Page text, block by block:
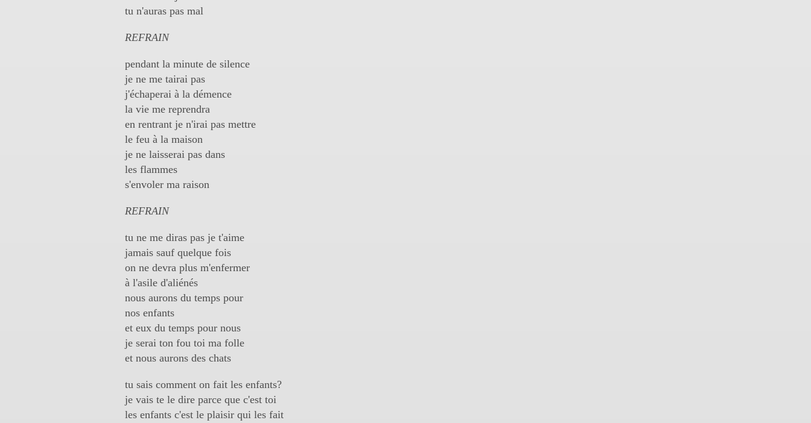
tu n'auras pas mal
REFRAIN
pendant la minute de silence
je ne me tairai pas
j'échaperai à la démence
la vie me reprendra
en rentrant je n'irai pas mettre
le feu à la maison
je ne laisserai pas dans
les flammes
s'envoler ma raison
REFRAIN
tu ne me diras pas je t'aime
jamais sauf quelque fois
on ne devra plus m'enfermer
à l'asile d'aliénés
nous aurons du temps pour
nos enfants
et eux du temps pour nous
je serai ton fou toi ma folle
et nous aurons des chats
tu sais comment on fait les enfants?
je vais te le dire parce que c'est toi
les enfants c'est le plaisir qui les fait